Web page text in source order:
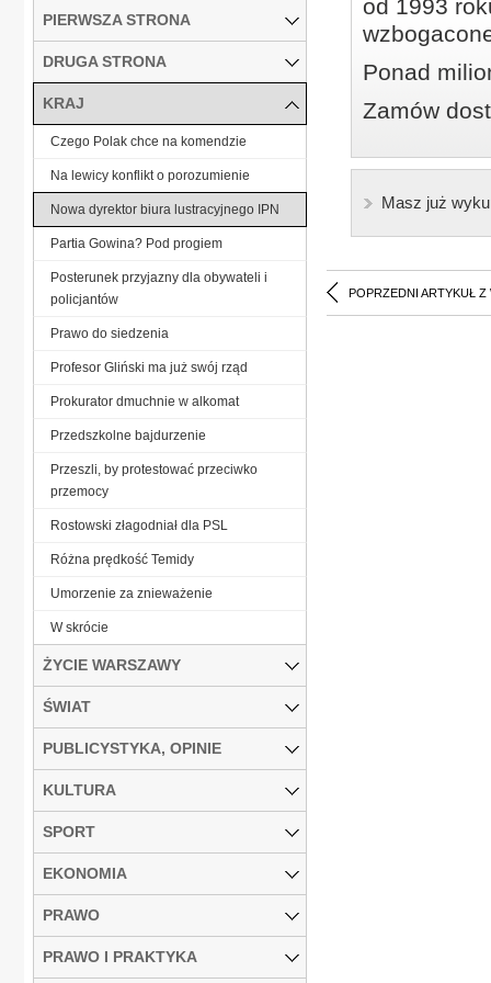
od 1993
Ponad
Zamów
Masz już
POPRZEDNI ARTYKUŁ Z
PIERWSZA STRONA
DRUGA STRONA
KRAJ
Czego Polak chce na komendzie
Na lewicy konflikt o porozumienie
Nowa dyrektor biura lustracyjnego IPN
Partia Gowina? Pod progiem
Posterunek przyjazny dla obywateli i
policjantów
Prawo do siedzenia
Profesor Gliński ma już swój rząd
Prokurator dmuchnie w alkomat
Przedszkolne bajdurzenie
Przeszli, by protestować przeciwko
przemocy
Rostowski złagodniał dla PSL
Różna prędkość Temidy
Umorzenie za znieważenie
W skrócie
ŻYCIE WARSZAWY
ŚWIAT
PUBLICYSTYKA, OPINIE
KULTURA
SPORT
EKONOMIA
PRAWO
PRAWO I PRAKTYKA